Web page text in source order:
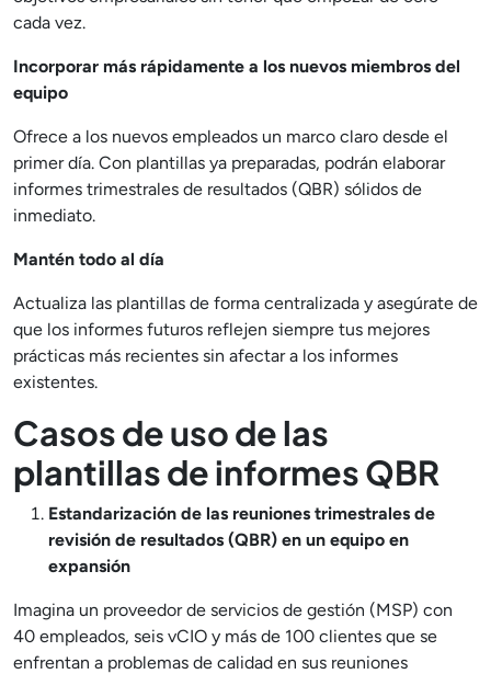
cada vez.
Incorporar más rápidamente a los nuevos miembros del
equipo
Ofrece a los nuevos empleados un marco claro desde el
primer día. Con plantillas ya preparadas, podrán elaborar
informes trimestrales de resultados (QBR) sólidos de
inmediato.
Mantén todo al día
Actualiza las plantillas de forma centralizada y asegúrate de
que los informes futuros reflejen siempre tus mejores
prácticas más recientes sin afectar a los informes
existentes.
Casos de uso de las
plantillas de informes QBR
Estandarización de las reuniones trimestrales de
revisión de resultados (QBR) en un equipo en
expansión
Imagina un proveedor de servicios de gestión (MSP) con
40 empleados, seis vCIO y más de 100 clientes que se
enfrentan a problemas de calidad en sus reuniones